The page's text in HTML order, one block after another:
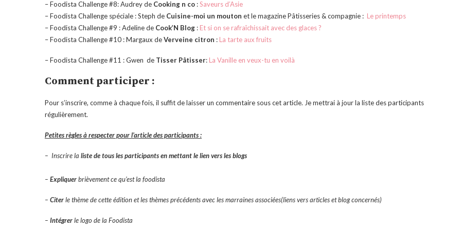
– Foodista Challenge #8: Audrey de Cooking n co :Saveurs d’Asie
– Foodista Challenge spéciale : Steph de Cuisine-moi un mouton et le magazine Pâtisseries & compagnie : Le printemps
– Foodista Challenge #9 : Adeline de Cook’N Blog : Et si on se rafraîchissait avec des glaces ?
– Foodista Challenge #10 : Margaux deVerveine citron : La tarte aux fruits
– Foodista Challenge #11 : Gwen de Tisser Pâtisser: La Vanille en veux-tu en voilà
Comment participer :
Pour s’inscrire, comme à chaque fois, il suffit de laisser un commentaire sous cet article. Je mettrai à jour la liste des participants
régulièrement.
Petites règles à respecter pour l’article des participants :
– Inscrire la liste de tous les participantsen mettant le lien vers les blogs
– Expliquerbrièvement ce qu’est la foodista
– Citerle thème de cette édition et les thèmes précédents avec les marraines associées(liens vers articles et blog concernés)
– Intégrerle logo de la Foodista